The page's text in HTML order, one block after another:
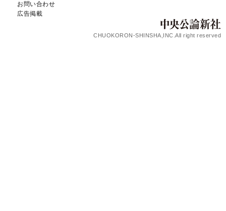
お問い合わせ
広告掲載
CHUOKORON-SHINSHA,INC.All right reserved